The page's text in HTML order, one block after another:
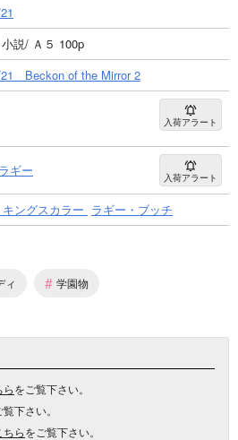
説/ Ａ５ 100p
Beckon of the Mirror 2
入荷アラート
ギー 入荷アラート
ングスカラー ラギー・ブッチ
ィ # 学園物
らをご覧下さい。
下さい。
ちらをご覧下さい。